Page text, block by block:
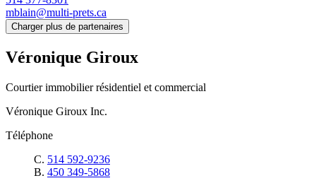
mblain@multi-prets.ca
Charger plus de partenaires
Véronique Giroux
Courtier immobilier résidentiel et commercial
Véronique Giroux Inc.
Téléphone
C. 514 592-9236
B. 450 349-5868